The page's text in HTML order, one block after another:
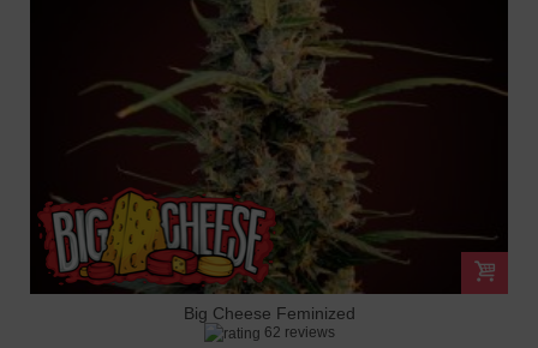
Big Cheese Feminized
62 reviews